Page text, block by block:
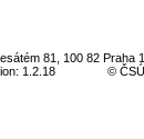
81, 100 82 Praha
1.2.18
©